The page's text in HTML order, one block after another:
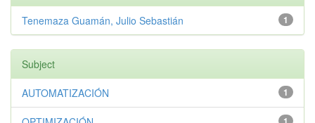
1
Tenemaza Guamán, Julio Sebastián
Subject
1
AUTOMATIZACIÓN